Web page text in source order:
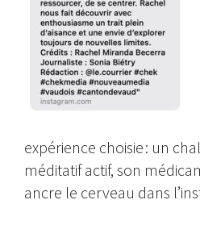
expérience choisie : un
méditatif actif, son
ancre le cerveau dans